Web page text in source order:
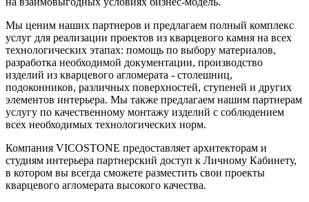
Мы ценим наших партнеров и предлагаем полный комплекс
услуг для реализации проектов из кварцевого камня на всех
технологических этапах: помощь по выбору материалов,
разработка необходимой документации, производство
изделий из кварцевого агломерата - столешниц,
подоконников, различных поверхностей, ступеней и других
элементов интерьера. Мы также предлагаем нашим партнерам
услугу по качественному монтажу изделий с соблюдением
всех необходимых технологических норм.
Компания VICOSTONE предоставляет архитекторам и
студиям интерьера партнерский доступ к Личному Кабинету,
в котором вы всегда сможете разместить свои проекты
кварцевого агломерата высокого качества.